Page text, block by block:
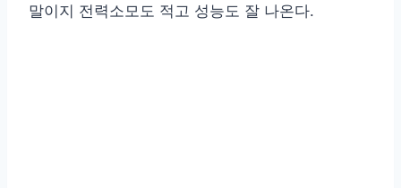
말이지 전력소모도 적고 성능도 잘 나온다.